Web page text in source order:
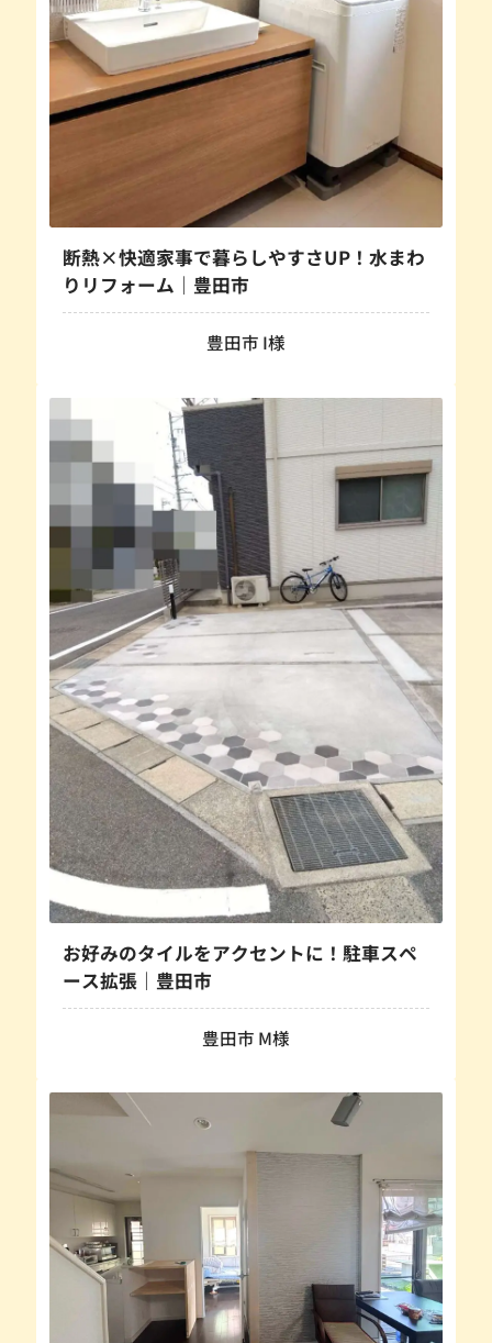
断熱×快適家事で暮らしやすさUP！水まわ
りリフォーム｜豊田市
豊田市 I様
お好みのタイルをアクセントに！駐車スペ
ース拡張｜豊田市
豊田市 M様